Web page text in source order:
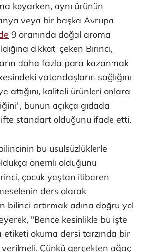
koyarken, aynı ürünün
veya bir başka Avrupa
9 oranında doğal aroma
dikkati çeken Birinci,
daha fazla para kazanmak
vatandaşların sağlığını
attığını, kaliteli ürünleri onlara
bunun açıkça gıdada
standart olduğunu ifade etti.
bu usulsüzlüklerle
önemli olduğunu
çocuk yaştan itibaren
ders olarak
bilinci artırmak adına doğru yol
"Bence kesinlikle bu işte
etiketi okuma dersi tarzında bir
Çünkü gerçekten ağaç